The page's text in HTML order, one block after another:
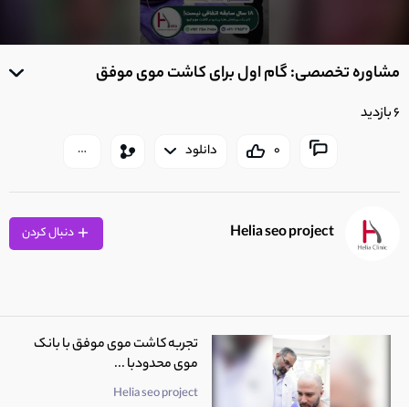
0
of مشاوره تخصصی: گام اول برای کاشت موی موفق
6 بازدید
0 دانلود
Helia seo project
تجربه کاشت موی موفق با بانک
موی محدودبا ...
Helia seo project